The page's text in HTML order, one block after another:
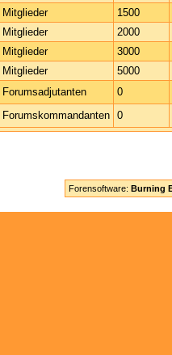
Mitglieder
1500
Mitglieder
2000
Mitglieder
3000
Mitglieder
5000
Forumsadjutanten
0
Forumskommandanten 0
Forensoftware: Burning